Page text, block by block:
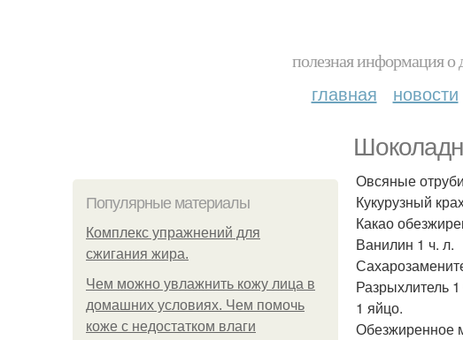
полезная информация о
главная новости
Популярные материалы
Комплекс упражнений для
сжигания жира.
Чем можно увлажнить кожу лица в
домашних условиях. Чем помочь
коже с недостатком влаги
Овсяные
Кукурузный
Какао
Ванилин 1 ч. л.
Разрыхлитель 1
1 яйцо.
Обезжиренное